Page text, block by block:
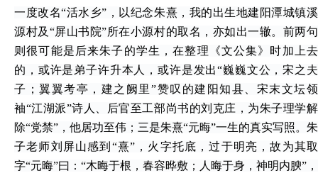
一度改名“活水乡”，以纪念朱熹，我的出生地建阳潭城镇溪
源村及“屏山书院”所在小源村的取名，亦如出一辙。前两句
则很可能是后来朱子的学生，在整理《文公集》时加上去
的，或许是弟子许升本人，或许是发出“巍巍文公，宋之夫
子；翼翼考亭，建之阙里”赞叹的建阳知县、宋末文坛领
袖“江湖派”诗人、后官至工部尚书的刘克庄，为朱子理学解
除“党禁”，他居功至伟；三是朱熹“元晦”一生的真实写照。朱
子老师刘屏山感到“熹”，火字托底，过于明亮，故为其取
字“元晦”曰：“木晦于根，春容晔敷；人晦于身，神明内腴”，